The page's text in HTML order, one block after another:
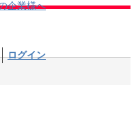
企業様へ
ログイン